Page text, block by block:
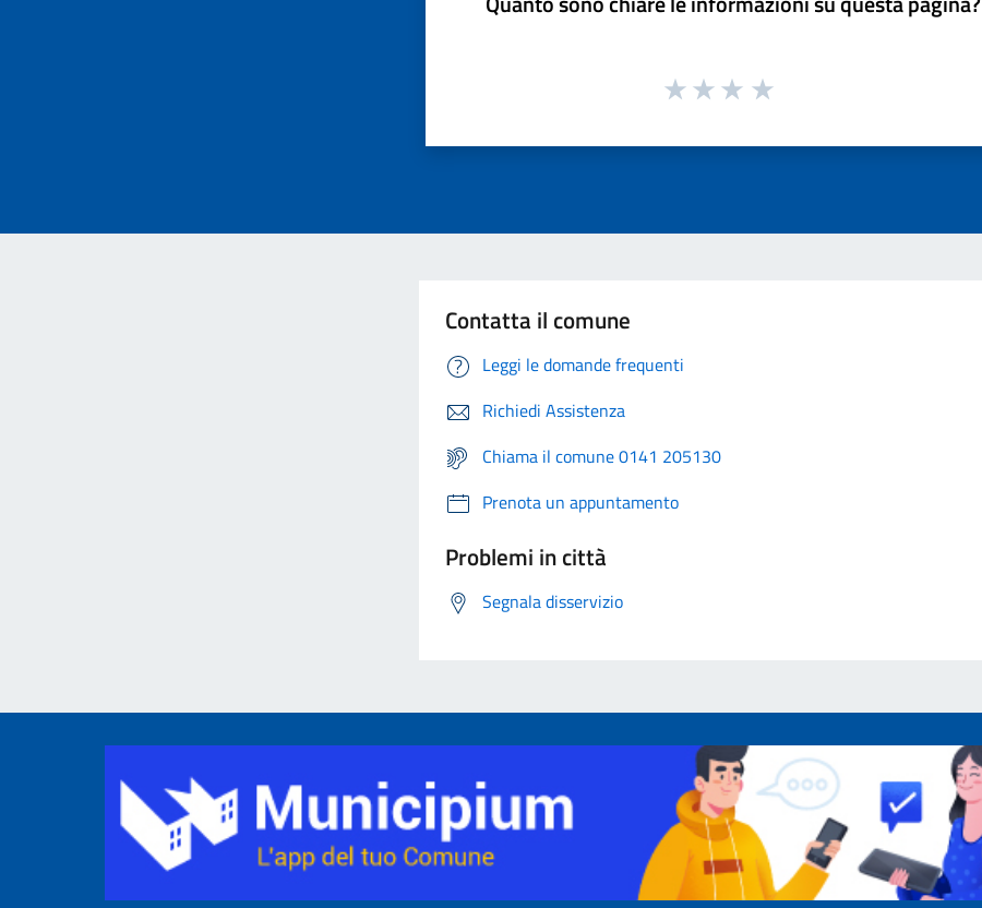
Contatta il comune
Leggi le domande frequenti
Richiedi Assistenza
Chiama il comune 0141 205130
Prenota un appuntamento
Problemi in città
Segnala disservizio